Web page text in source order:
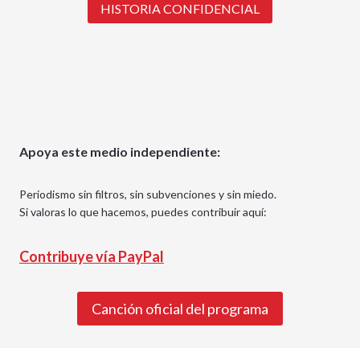
HISTORIA CONFIDENCIAL
Apoya este medio independiente:
Periodismo sin filtros, sin subvenciones y sin miedo.
Si valoras lo que hacemos, puedes contribuir aquí:
Contribuye vía PayPal
Canción oficial del programa